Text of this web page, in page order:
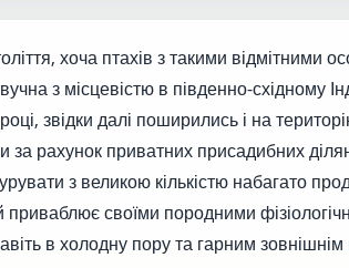
хоча птахів з такими відмітними
з місцевістю в південно-східному
звідки далі поширились і на
за рахунок приватних присадибних
з великою кількістю набагато
приваблює своїми породними
в холодну пору та гарним